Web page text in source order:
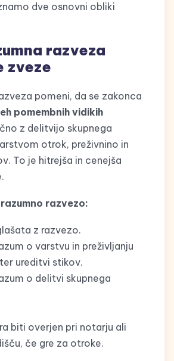
dve osnovni obliki
razveza
zveze
pomeni, da se zakonca
pomembnih vidikih
z delitvijo skupnega
otrok, preživnino in
To je hitrejša in cenejša
razvezo:
z razvezo.
o varstvu in preživljanju
ureditvi stikov.
o delitvi skupnega
biti overjen pri notarju ali
če gre za otroke.